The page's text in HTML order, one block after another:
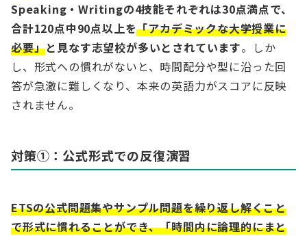
Speaking・Writingの4技能それぞれは30点満点で、
合計120点中90点以上を「アカデミックな大学授業に
必要」と見なす志望校が多いとされています。しか
し、形式への慣れがないと、時間配分や型に沿った回
答が急激に難しくなり、本来の英語力がスコアに反映
されません。
対策①：公式形式での反復演習
ETSの公式問題集やサンプル問題を繰り返し解くこと
で形式に慣れることができ、「時間内に論理的にまと